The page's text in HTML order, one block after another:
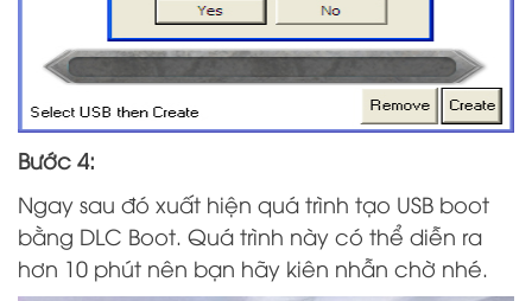
Bước 4:
Ngay sau đó xuất hiện quá trình tạo USB boot
bằng DLC Boot. Quá trình này có thể diễn ra
hơn 10 phút nên bạn hãy kiên nhẫn chờ nhé.